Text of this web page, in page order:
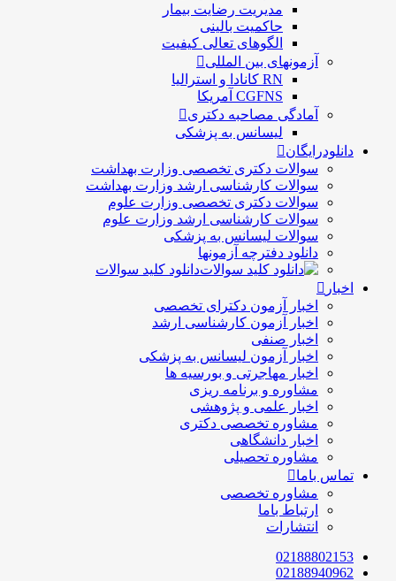
مديريت رضايت بيمار
حاكميت بالينی
الگوهای تعالی کيفيت
آزمونهای بین المللی
RN کانادا و استرالیا
CGFNS آمریکا
آمادگی مصاحبه دکتری
لیسانس به پزشکی
دانلودرایگان
سوالات دکتری تخصصی وزارت بهداشت
سوالات کارشناسی ارشد وزارت بهداشت
سوالات دکتری تخصصی وزارت علوم
سوالات کارشناسی ارشد وزارت علوم
سوالات لیسانس به پزشکی
دانلود دفترچه آزمونها
دانلود کلید سوالات
اخبار
اخبار آزمون دکترای تخصصی
اخبار آزمون کارشناسی ارشد
اخبار صنفی
اخبار آزمون لیسانس به پزشکی
اخبار مهاجرتی و بورسیه ها
مشاوره و برنامه ریزی
اخبار علمی و پژوهشی
مشاوره تخصصی دکتری
اخبار دانشگاهی
مشاوره تحصیلی
تماس باما
مشاوره تخصصی
ارتباط باما
انتشارات
02188802153
02188940962